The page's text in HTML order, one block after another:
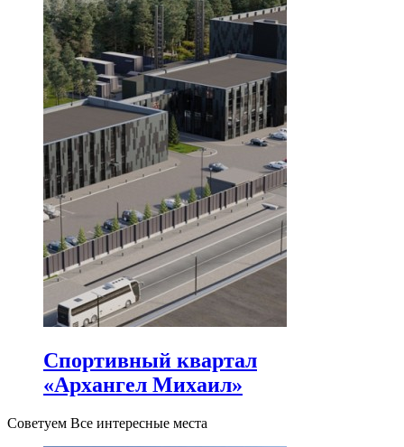
Спортивный квартал
«Архангел Михаил»
Советуем Все интересные места